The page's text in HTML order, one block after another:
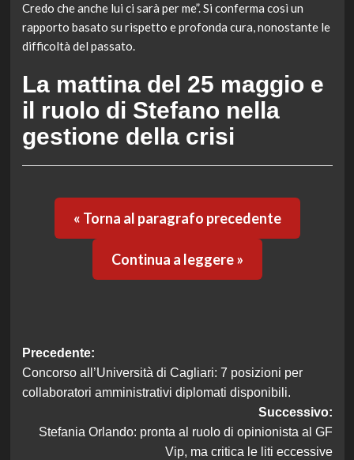
Credo che anche lui ci sarà per me”. Si conferma così un
rapporto basato su rispetto e profonda cura, nonostante le
difficoltà del passato.
La mattina del 25 maggio e
il ruolo di Stefano nella
gestione della crisi
« Torna al paragrafo precedente
Continua a leggere »
Navigazione
articolo
Precedente:
Concorso all’Università di Cagliari: 7 posizioni per
collaboratori amministrativi diplomati disponibili.
Successivo:
Stefania Orlando: pronta al ruolo di opinionista al GF
Vip, ma critica le liti eccessive